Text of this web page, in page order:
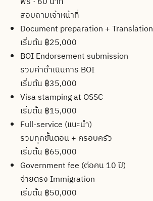
สอบถามเจ้าหน้าที่
Document preparation + Translation
เริ่มต้น ฿25,000
BOI Endorsement submission
รวมค่าดำเนินการ BOI
เริ่มต้น ฿35,000
Visa stamping at OSSC
เริ่มต้น ฿15,000
Full-service (แนะนำ)
รวมทุกขั้นตอน + ครอบครัว
เริ่มต้น ฿65,000
Government fee (ต่อคน 10 ปี)
จ่ายตรง Immigration
เริ่มต้น ฿50,000